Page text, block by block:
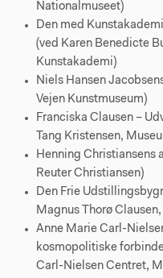
Nationalmuseet)
Den med
(ved Karen Benedicte
Kunstakademi)
Niels Hansen
Vejen Kunstmuseum)
Franciska Clausen –
Tang Kristensen,
Henning Christiansens
Reuter Christiansen)
Den Frie
Magnus Thorø Clausen,
Anne Marie Carl-
kosmopolitiske
Carl-Nielsen Centret,